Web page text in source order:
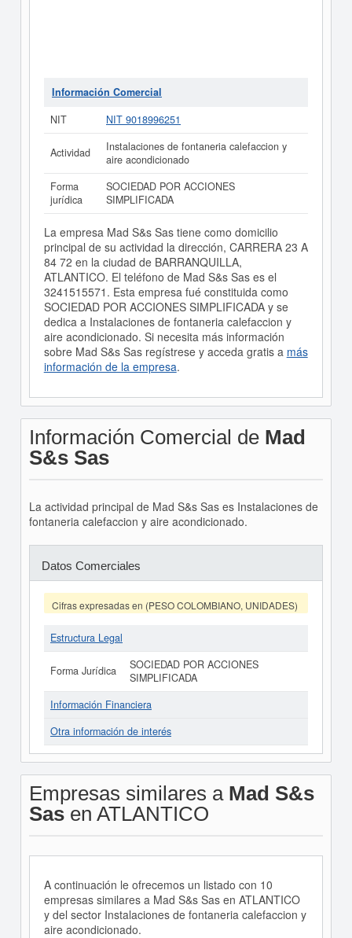
Información Comercial
NIT
NIT 9018996251
Actividad
Instalaciones de fontaneria calefaccion y
aire acondicionado
Forma
jurídica
SOCIEDAD POR ACCIONES
SIMPLIFICADA
La empresa Mad S&s Sas tiene como domicilio
principal de su actividad la dirección, CARRERA 23 A
84 72 en la ciudad de BARRANQUILLA,
ATLANTICO. El teléfono de Mad S&s Sas es el
3241515571. Esta empresa fué constituida como
SOCIEDAD POR ACCIONES SIMPLIFICADA y se
dedica a Instalaciones de fontaneria calefaccion y
aire acondicionado. Si necesita más información
sobre Mad S&s Sas regístrese y acceda gratis a más
información de la empresa.
Información Comercial de Mad
S&s Sas
La actividad principal de Mad S&s Sas es Instalaciones de
fontaneria calefaccion y aire acondicionado.
Datos Comerciales
Cifras expresadas en (PESO COLOMBIANO, UNIDADES)
Estructura Legal
Forma Jurídica
SOCIEDAD POR ACCIONES
SIMPLIFICADA
Información Financiera
Otra información de interés
Empresas similares a Mad S&s
Sasen ATLANTICO
A continuación le ofrecemos un listado con 10
empresas similares a Mad S&s Sas en ATLANTICO
y del sector Instalaciones de fontaneria calefaccion y
aire acondicionado.